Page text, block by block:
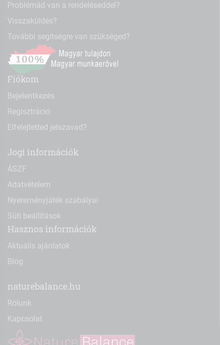
Problémád van a rendeléseddel?
Visszaküldés?
További segítségre van szükséged?
Fiókom
Bejelentkezés
Regisztráció
Elfelejtetted jelszavad?
Jogi információk
ÁSZF
Adatvételem
Nyereményjáték szabályai
Süti beállítások
Hasznos információk
Aktuális ajánlatok
Blog
naturebalance.hu
Rólunk
Kapcsolat